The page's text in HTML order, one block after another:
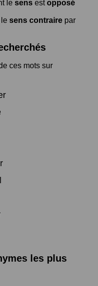
le sens estopposé
sens contraire par
ces mots sur
les plus